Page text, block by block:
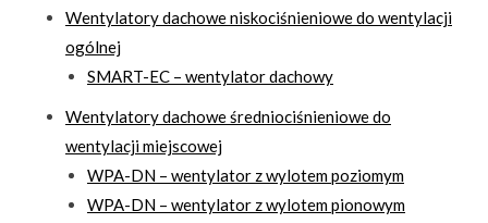
Wentylatory dachowe niskociśnieniowe do wentylacji
ogólnej
SMART-EC – wentylator dachowy
Wentylatory dachowe średniociśnieniowe do
wentylacji miejscowej
WPA-DN – wentylator z wylotem poziomym
WPA-DN – wentylator z wylotem pionowym